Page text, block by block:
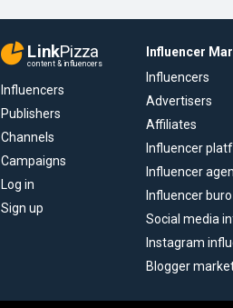
LinkPizza
content & influencers
Influencers
Publishers
Channels
Campaigns
Log in
Sign up
Influencer
Influencers
Advertisers
Affiliates
Influencer
Influencer
Influencer buro
Social media
Instagram
Blogger